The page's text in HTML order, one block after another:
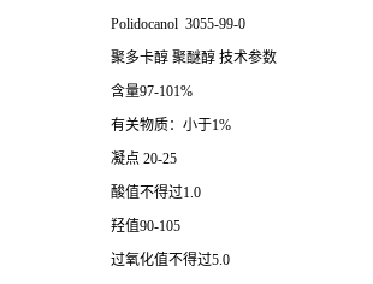
Polidocanol 3055-99-0
聚多卡醇 聚醚醇 技术参数
含量97-101%
有关物质：小于1%
凝点 20-25
酸值不得过1.0
羟值90-105
过氧化值不得过5.0